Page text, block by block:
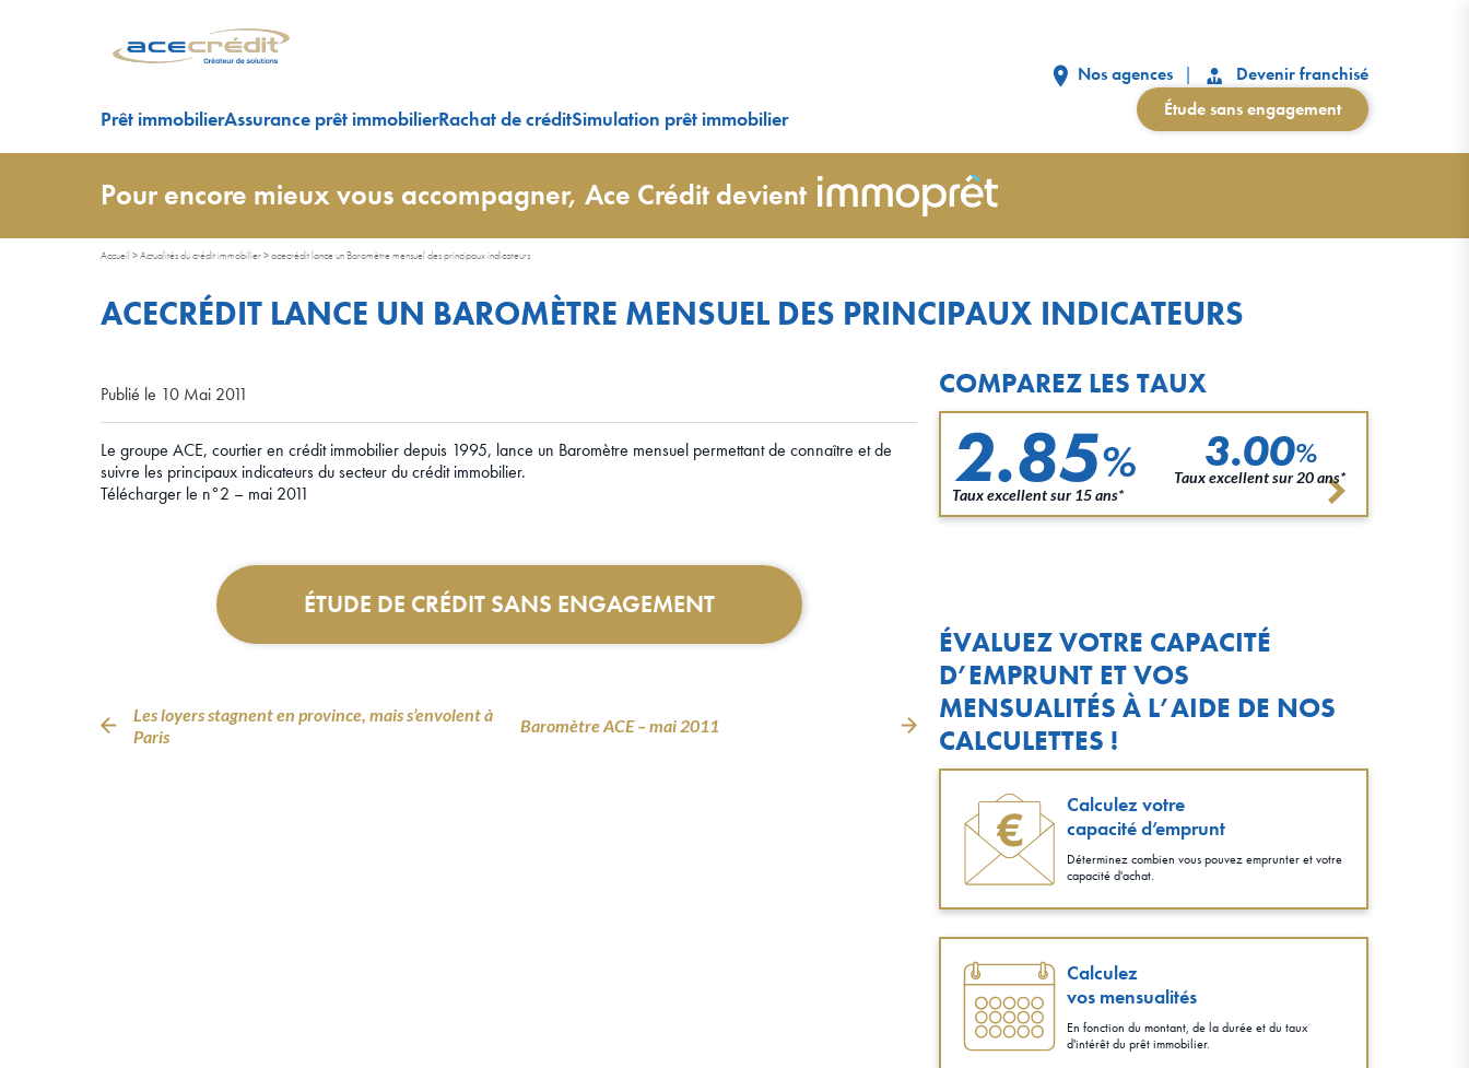
Prêt immobilierAssurance prêt immobilierRachat de créditSimulation prêt immobilier
Nos agences
Devenir franchisé
Étude sans engagement
Pour encore mieux vous accompagner, Ace Crédit devient
Accueil >Actualités du crédit immobilier>acecrédit lance un Baromètre mensuel des principaux indicateurs
ACECRÉDIT LANCE UN BAROMÈTRE MENSUEL DES PRINCIPAUX INDICATEURS
Publié le 10 Mai 2011
Le groupe ACE, courtier en crédit immobilier depuis 1995, lance un Baromètre mensuel permettant de connaître et de
suivre les principaux indicateurs du secteur du crédit immobilier.
Télécharger le n°2 – mai 2011
ÉTUDE DE CRÉDIT SANS ENGAGEMENT
Les loyers stagnent en province, mais s’envolent à
Paris
Baromètre ACE – mai 2011
COMPAREZ LES TAUX
2.85%
Taux excellent sur 15 ans*
3.00%
Taux excellent sur 20 ans*
ÉVALUEZ VOTRE CAPACITÉ
D’EMPRUNT ET VOS
MENSUALITÉS À L’AIDE DE NOS
CALCULETTES !
Calculez votre
capacité d’emprunt
Déterminez combien vous pouvez emprunter et votre
capacité d'achat.
Calculez
vos mensualités
En fonction du montant, de la durée et du taux
d'intérêt du prêt immobilier.